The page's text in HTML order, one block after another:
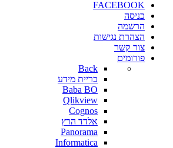
FACEBOOK
כניסה
הרשמה
הצהרת נגישות
צור קשר
פורומים
Back
כריית מידע
Baba BO
Qlikview
Cognos
אלדד הרץ
Panorama
Informatica